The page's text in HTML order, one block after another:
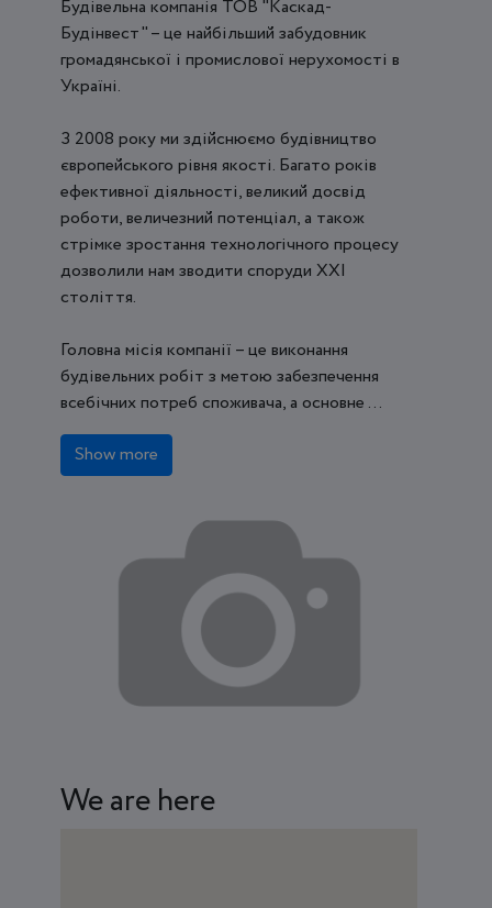
Будівельна компанія ТОВ "Каскад-
Будінвест" – це найбільший забудовник
громадянської і промислової нерухомості в
Україні.
З 2008 року ми здійснюємо будівництво
європейського рівня якості. Багато років
ефективної діяльності, великий досвід
роботи, величезний потенціал, а також
стрімке зростання технологічного процесу
дозволили нам зводити споруди XXI
століття.
Головна місія компанії – це виконання
будівельних робіт з метою забезпечення
всебічних потреб споживача, а основне ...
Show more
We are here